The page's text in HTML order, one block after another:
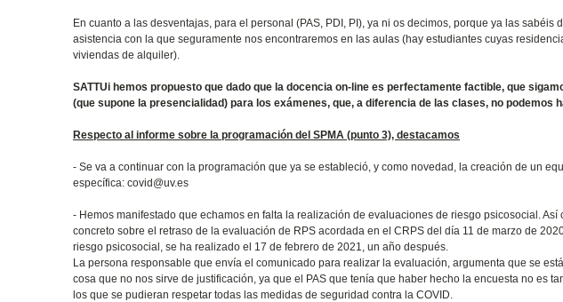
En cuanto a las desventajas, para el personal (PAS, PDI, PI), ya ni os decimos, porque ya las sabéis
asistencia con la que seguramente nos encontraremos en las aulas (hay estudiantes cuyas
viviendas de alquiler).
SATTUi hemos propuesto que dado que la docencia on-line es perfectamente factible, que
(que supone la presencialidad) para los exámenes, que, a diferencia de las clases, no podemos
Respecto al informe sobre la programación del SPMA (punto 3), destacamos
- Se va a continuar con la programación que ya se estableció, y como novedad, la creación de un
específica: covid@uv.es
- Hemos manifestado que echamos en falta la realización de evaluaciones de riesgo psicosocial.
concreto sobre el retraso de la evaluación de RPS acordada en el CRPS del día 11 de marzo de
riesgo psicosocial, se ha realizado el 17 de febrero de 2021, un año después.
La persona responsable que envía el comunicado para realizar la evaluación, argumenta que se
cosa que no nos sirve de justificación, ya que el PAS que tenía que haber hecho la encuesta no es
los que se pudieran respetar todas las medidas de seguridad contra la COVID.